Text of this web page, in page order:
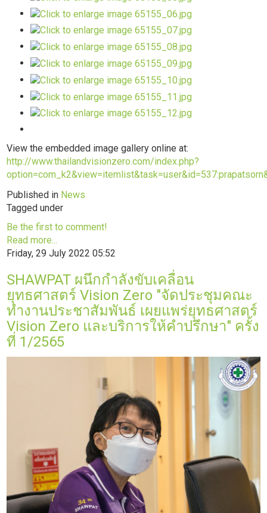
View the embedded image gallery online at:
http://www.thailandvisionzero.com/index.php?
Published in News
Tagged under
Be the first to comment!
Read more...
Friday, 29 July 2022 05:52
SHAWPAT ผนึกกำลังขับเคลื่อน
ยุทธศาสตร์ Vision Zero "จัดประชุมคณะ
ทำงานประชาสัมพันธ์ เผยแพร่ยุทธศาสตร์
Vision Zero และบริการให้คำปรึกษา" ครั้ง
ที่ 1/2565